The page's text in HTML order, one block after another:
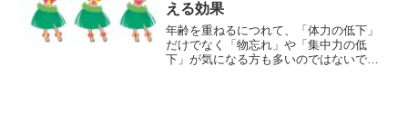
える効果
年齢を重ねるにつれて、「体力の低下」
だけでなく「物忘れ」や「集中力の低
下」が気になる方も多いのではないでし